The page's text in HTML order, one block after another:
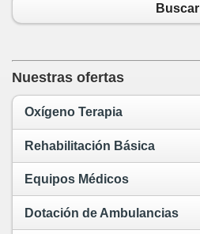
Buscar
Nuestras ofertas
Oxígeno Terapia
Rehabilitación Básica
Equipos Médicos
Dotación de Ambulancias